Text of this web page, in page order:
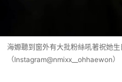
海嫄聽到窗外有大批粉絲吼著祝她生
（Instagram@nmixx__ohhaewon）